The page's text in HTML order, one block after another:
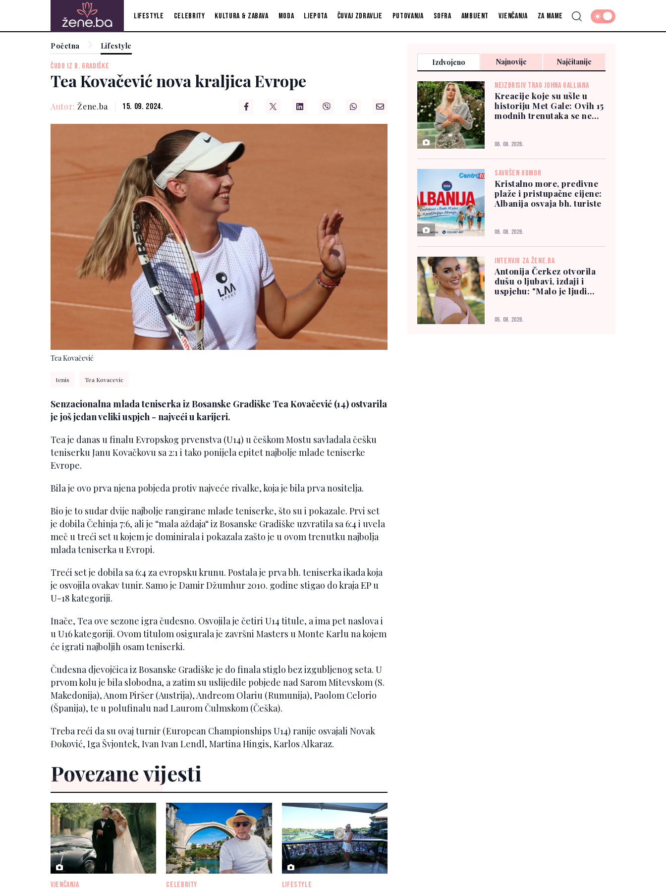
Lifestyle Celebrity Kultura & zabava Moda Ljepota Čuvaj zdravlje Putovanja Sofra Ambijent Vjenčanja Za mame
Početna Lifestyle
ČUDO IZ B. GRADIŠKE
Tea Kovačević nova kraljica Evrope
Autor: Žene.ba 15. 09. 2024.
Tea Kovačević
tenis Tea Kovacevic
Senzacionalna mlada teniserka iz Bosanske Gradiške Tea Kovačević (14) ostvarila
je još jedan veliki uspjeh - najveći u karijeri.
Tea je danas u finalu Evropskog prvenstva (U14) u češkom Mostu savladala češku
teniserku Janu Kovačkovu sa 2:1 i tako ponijela epitet najbolje mlade teniserke
Evrope.
Bila je ovo prva njena pobjeda protiv najveće rivalke, koja je bila prva nositelja.
Bio je to sudar dvije najbolje rangirane mlade teniserke, što su i pokazale. Prvi set
je dobila Čehinja 7:6, ali je “mala aždaja“ iz Bosanske Gradiške uzvratila sa 6:4 i uvela
meč u treći set u kojem je dominirala i pokazala zašto je u ovom trenutku najbolja
mlada teniserka u Evropi.
Treći set je dobila sa 6:4 za evropsku krunu. Postala je prva bh. teniserka ikada koja
je osvojila ovakav tunir. Samo je Damir Džumhur 2010. godine stigao do kraja EP u
U-18 kategoriji.
Inače, Tea ove sezone igra čudesno. Osvojila je četiri U14 titule, a ima pet naslova i
u U16 kategoriji. Ovom titulom osigurala je završni Masters u Monte Karlu na kojem
će igrati najboljih osam teniserki.
Čudesna djevojčica iz Bosanske Gradiške je do finala stiglo bez izgubljenog seta. U
prvom kolu je bila slobodna, a zatim su uslijedile pobjede nad Sarom Mitevskom (S.
Makedonija), Anom Piršer (Austrija), Andreom Olariu (Rumunija), Paolom Celorio
(Španija), te u polufinalu nad Laurom Čulmskom (Češka).
Treba reći da su ovaj turnir (European Championships U14) ranije osvajali Novak
Đoković, Iga Švjontek, Ivan Ivan Lendl, Martina Hingis, Karlos Alkaraz.
Povezane vijesti
VJENČANJA CELEBRITY LIFESTYLE
Izdvojeno Najnovije Najčitanije
NEIZBRISIV TRAG JOHNA GALLIANA
Kreacije koje su ušle u
historiju Met Gale: Ovih 15
modnih trenutaka se ne
06. 08. 2026.
SAVRŠEN ODMOR
Kristalno more, predivne
plaže i pristupačne cijene:
Albanija osvaja bh. turiste
06. 08. 2026.
INTERVJU ZA ŽENE.BA
Antonija Čerkez otvorila
dušu o ljubavi, izdaji i
uspjehu: "Malo je ljudi
05. 08. 2026.